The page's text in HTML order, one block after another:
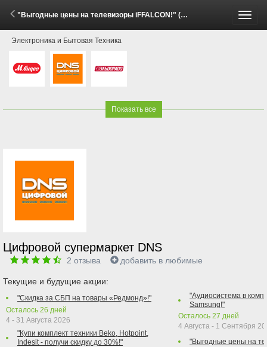
"Выгодные цены на телевизоры iFFALCON!" (2 Июня - 7 Июля 2026)
Электроника и Бытовая Техника
Показать все
Цифровой супермаркет DNS
2 отзыва добавить в любимые
Текущие и будущие акции:
"Скидка за СБП на товары «Редмонд»!"
Осталось 26 дней
4 - 31 Августа 2026
"Купи комплект техники Beko, Hotpoint,
Indesit - получи скидку до 30%!"
"Аудиосистема в
Samsung!"
Осталось 27 дней
4 Августа - 1 Сентября
"Выгодные цены на